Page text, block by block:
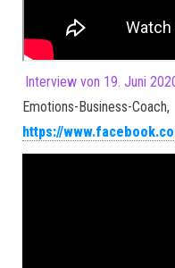
Interview von 19. Juni
Emotions-Business-Coach,
https://